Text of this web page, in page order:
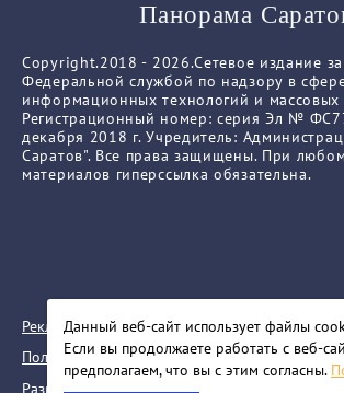
Панорама
Copyright.2018 - 2026.Сетевое издание
Федеральной службой по надзору в
информационных технологий и
Регистрационный номер: серия Эл №
декабря 2018 г. Учредитель:
Саратов". Все права защищены. При
материалов гиперссылка обязательна.
Реклама
Политика конфиденциальности
Разработка сайта
Данный веб-сайт использует файлы
Если вы продолжаете работать с веб-
предполагаем, что вы с этим согласны.